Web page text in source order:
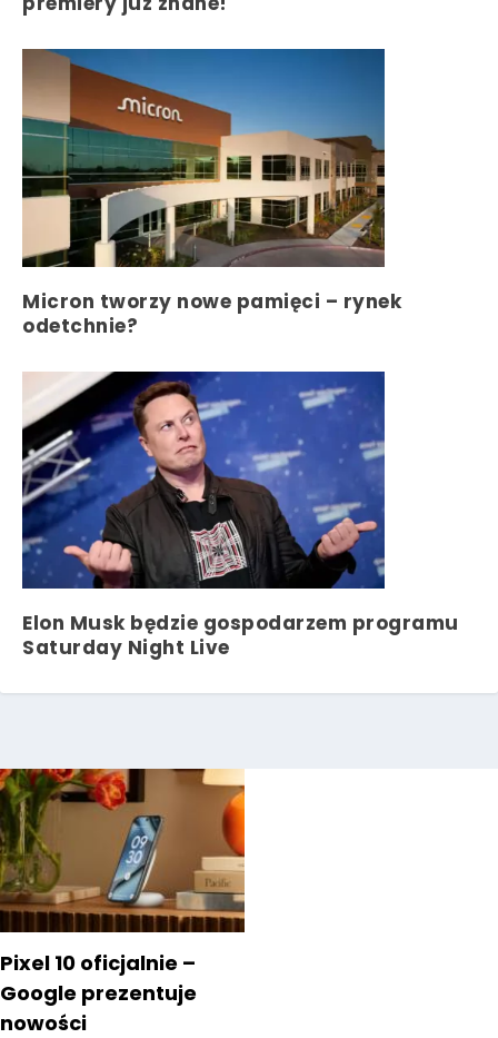
Micron tworzy nowe pamięci – rynek
odetchnie?
Elon Musk będzie gospodarzem programu
Saturday Night Live
Pixel 10 oficjalnie –
Google prezentuje
nowości